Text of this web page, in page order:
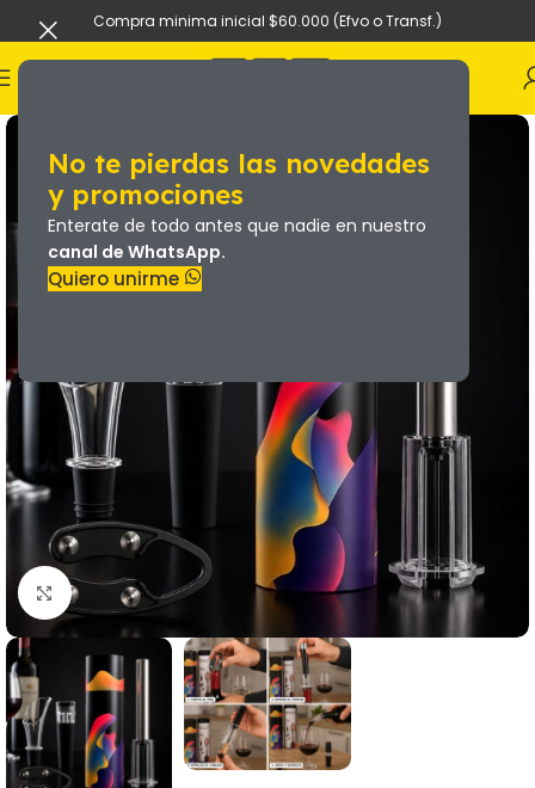
No te pierdas las novedades
y promociones
Enterate de todo antes que nadie en nuestro
canal de WhatsApp.
Quiero unirme
Compra minima inicial $60.000 (Efvo o Transf.)